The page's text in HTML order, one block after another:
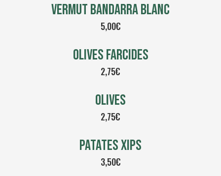
VERMUT BANDARRA BLANC
5,00€
OLIVES FARCIDES
2,75€
OLIVES
2,75€
PATATES XIPS
3,50€